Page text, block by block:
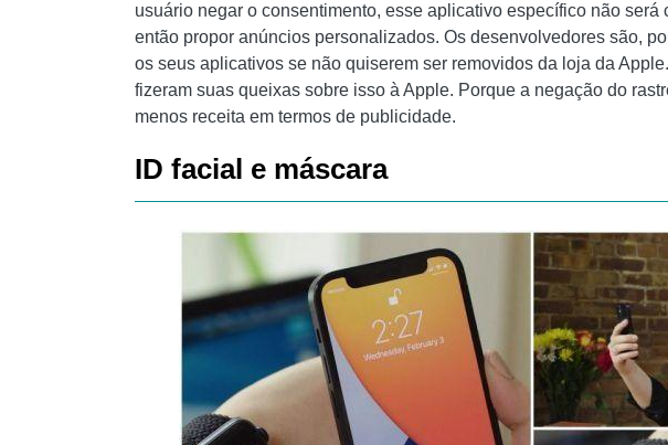
usuário negar o consentimento, esse aplicativo específico não será
então propor anúncios personalizados. Os desenvolvedores são,
os seus aplicativos se não quiserem ser removidos da loja da
fizeram suas queixas sobre isso à Apple. Porque a negação do
menos receita em termos de publicidade.
ID facial e máscara